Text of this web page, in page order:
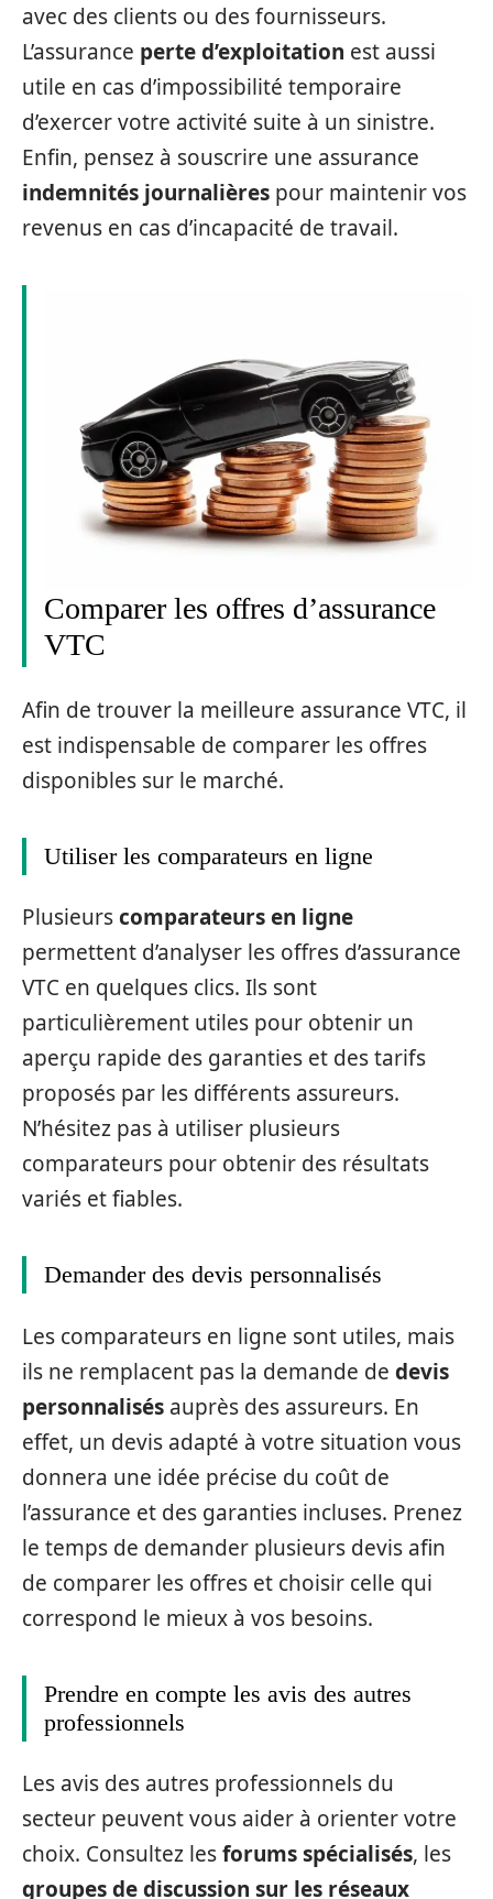
avec des clients ou des fournisseurs.
L’assurance perte d’exploitation est aussi
utile en cas d’impossibilité temporaire
d’exercer votre activité suite à un sinistre.
Enfin, pensez à souscrire une assurance
indemnités journalières pour maintenir vos
revenus en cas d’incapacité de travail.
Comparer les offres d’assurance
VTC
Afin de trouver la meilleure assurance VTC, il
est indispensable de comparer les offres
disponibles sur le marché.
Utiliser les comparateurs en ligne
Plusieurscomparateurs en ligne
permettent d’analyser les offres d’assurance
VTC en quelques clics. Ils sont
particulièrement utiles pour obtenir un
aperçu rapide des garanties et des tarifs
proposés par les différents assureurs.
N’hésitez pas à utiliser plusieurs
comparateurs pour obtenir des résultats
variés et fiables.
Demander des devis personnalisés
Les comparateurs en ligne sont utiles, mais
ils ne remplacent pas la demande de devis
personnalisés auprès des assureurs. En
effet, un devis adapté à votre situation vous
donnera une idée précise du coût de
l’assurance et des garanties incluses. Prenez
le temps de demander plusieurs devis afin
de comparer les offres et choisir celle qui
correspond le mieux à vos besoins.
Prendre en compte les avis des autres
professionnels
Les avis des autres professionnels du
secteur peuvent vous aider à orienter votre
choix. Consultez lesforums spécialisés, les
groupes de discussion sur les réseaux